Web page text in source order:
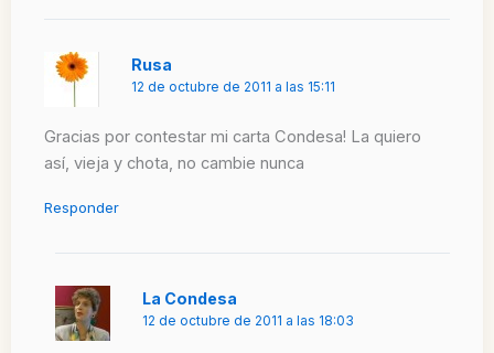
Rusa
12 de octubre de 2011 a las 15:11
Gracias por contestar mi carta Condesa! La quiero
así, vieja y chota, no cambie nunca
Responder
La Condesa
12 de octubre de 2011 a las 18:03